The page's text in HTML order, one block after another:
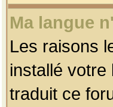
Ma langue
Les raisons
installé
traduit ce